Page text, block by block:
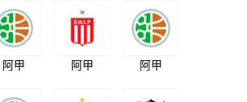
阿甲 阿甲 阿甲